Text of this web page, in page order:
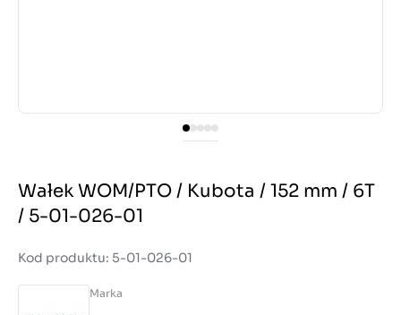
Wałek WOM/PTO / Kubota / 152 mm / 6T
/ 5-01-026-01
Kod produktu: 5-01-026-01
Marka